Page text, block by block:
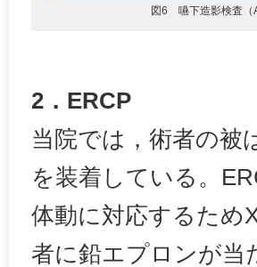
図6 嚥下造影検査（
2．ERCP
当院では，術者の被
を装着している。
体動に対応するため
者に鉛エプロンが当